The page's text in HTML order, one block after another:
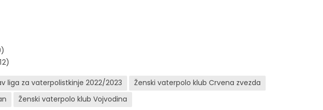
liga za vaterpolistkinje 2022/2023
Ženski vaterpolo klub Crvena zvezda
Ženski vaterpolo klub Vojvodina